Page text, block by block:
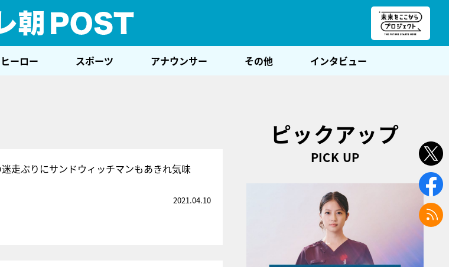
ーロー スポーツ アナウンサー その他 インタビュー
走ぶりにサンドウィッチマンもあきれ気味
2021.04.10
ピックアップ
PICK UP